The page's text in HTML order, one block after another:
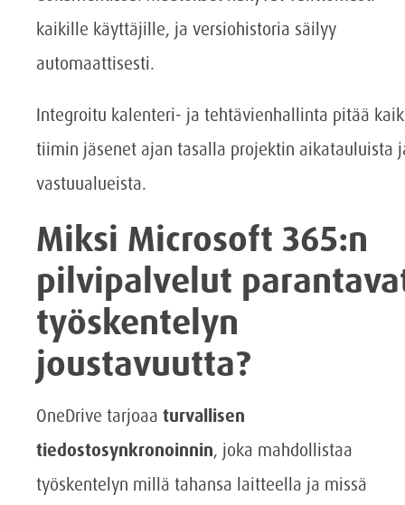
kaikille käyttäjille, ja versiohistoria säilyy
automaattisesti.
Integroitu kalenteri- ja tehtävienhallinta pitää
tiimin jäsenet ajan tasalla projektin aikatauluista
vastuualueista.
Miksi Microsoft 365:n
pilvipalvelut
työskentelyn
joustavuutta?
OneDrive tarjoaa turvallisen
tiedostosynkronoinnin, joka mahdollistaa
työskentelyn millä tahansa laitteella ja missä